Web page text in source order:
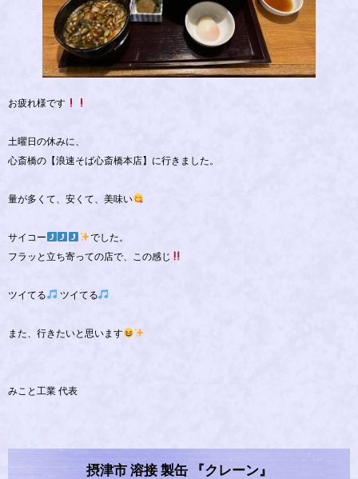
お疲れ様です
土曜日の休みに、
心斎橋の【浪速そば心斎橋本店】に行きました。
量が多くて、安くて、美味い
サイコー
でした。
フラッと立ち寄っての店で、この感じ
ツイてる ツイてる
また、行きたいと思います
みこと工業 代表
摂津市 溶接 製缶 『クレーン』